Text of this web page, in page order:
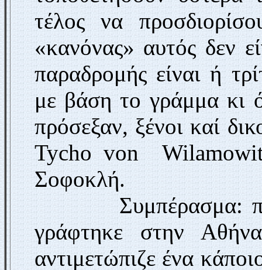
τέλος να
«κανόνας» αυτός δεν
παραδρομής είναι ή
με βάση το γράμμα κι
πρόσεξαν, ξένοι καί
Tycho von
Σοφοκλή.
Συμπέρασμα:
γράφτηκε στην
αντιμετώπιζε ένα